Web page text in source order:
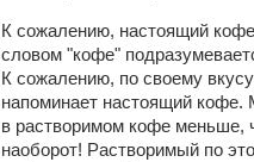
К сожалению, настоящий
словом "кофе"
К сожалению, по своему
напоминает настоящий кофе.
в растворимом кофе меньше,
наоборот! Растворимый по